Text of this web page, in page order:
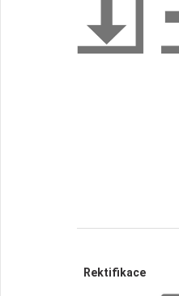
Rektifikace